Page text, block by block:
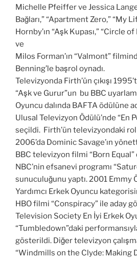
Michelle Pfeiffer ve Jessica
Bağları,” “Apartment Zero,” “My
Hornby’ın “Aşk Kupası,” “Circle
ve
Milos Forman’ın “Valmont”
Benning’le başrol oynadı.
Televizyonda Firth’ün çıkışı
“Aşk ve Gurur”un bu BBC
Oyuncu dalında BAFTA ödülüne
Ulusal Televizyon Ödülü’nde “En
seçildi. Firth’ün televizyondaki rol
2006’da Dominic Savage’ın
BBC televizyon filmi “Born
NBC’nin efsanevi programı
sunuculuğunu yaptı. 2001 Emmy
Yardımcı Erkek Oyuncu
HBO filmi “Conspiracy” ile aday
Television Society En İyi Erkek
“Tumbledown”daki
gösterildi. Diğer televizyon
“Windmills on the Clyde: Making